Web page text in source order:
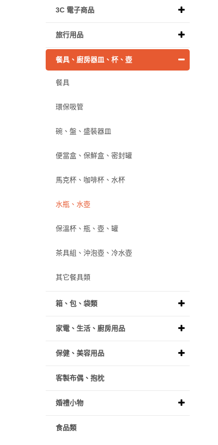
3C 電子商品
旅行用品
餐具、廚房器皿、杯、壺
餐具
環保吸管
碗、盤、盛裝器皿
便當盒、保鮮盒、密封罐
馬克杯、咖啡杯、水杯
水瓶、水壺
保溫杯、瓶、壺、罐
茶具組、沖泡壺、冷水壺
其它餐具類
箱、包、袋類
家電、生活、廚房用品
保健、美容用品
客製布偶、抱枕
婚禮小物
食品類